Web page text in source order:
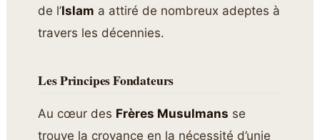
de l’Islam a attiré de nombreux adeptes à
travers les décennies.
Les Principes Fondateurs
Au cœur des Frères Musulmans se
trouve la croyance en la nécessité d’unie